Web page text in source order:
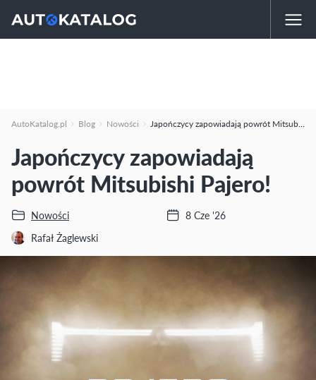
AutoKatalog.pl Blog Nowości Japończycy zapowiadają powrót Mitsubishi Pajero!
Japończycy zapowiadają
powrót Mitsubishi Pajero!
Nowości
Rafał Żaglewski
8 Cze '26